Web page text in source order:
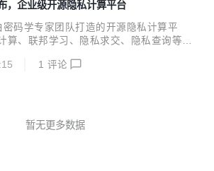
等功能 灵活配置：支持自定义扩展语法、
主研发：基于安全多方计算、联邦学习、
等隐私计算技术 1.6.9 更新了什么？ 新增
从生成的离线数据库文件中加载，完成在
，企业级开源隐私计算平台
码学专家团队打造的开源隐私计算平
算、联邦学习、隐私求交、隐私查询等。
：拥有 Web界面、命令行 和 Python S
等隐私计算技术 本次更新了什么？ 新增
1 评论
暂无更多数据